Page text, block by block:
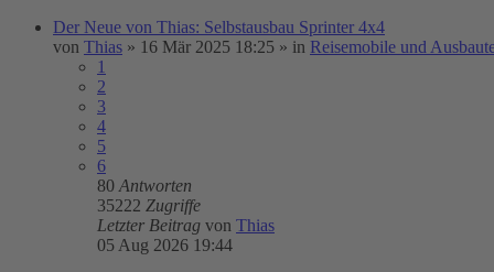
Der Neue von Thias: Selbstausbau Sprinter 4x4
von Thias » 16 Mär 2025 18:25 » in Reisemobile und
1
2
3
4
5
6
80 Antworten
35222 Zugriffe
Letzter Beitrag von Thias
05 Aug 2026 19:44